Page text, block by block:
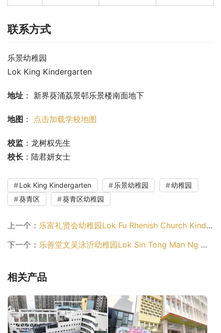
联系方式
乐景幼稚园
Lok King Kindergarten
地址 ： 新界葵涌荔景邨乐景楼南面地下
地图 ： 点击加载学校地图
校监 ：龙树权先生
校长 ：陆君妍女士
Lok King Kindergarten 乐景幼稚园
幼稚园
葵青区
葵青区幼稚园
上一个： 乐富礼贤会幼稚园Lok Fu Rhenish Church Kindergarten（黄大仙区幼稚园）
下一个： 乐善堂文吴泳沂幼稚园Lok Sin Tong Man Ng Wing Yee Kindergarten（观塘区幼稚园）
相关产品